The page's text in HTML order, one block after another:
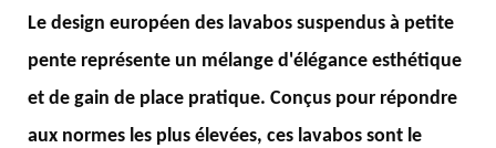
Le design européen des lavabos suspendus à petite
pente représente un mélange d'élégance esthétique
et de gain de place pratique. Conçus pour répondre
aux normes les plus élevées, ces lavabos sont le